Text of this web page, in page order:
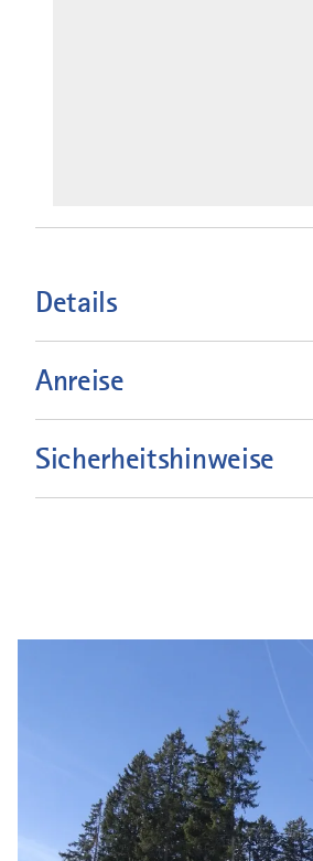
Details
Anreise
Sicherheitshinweise